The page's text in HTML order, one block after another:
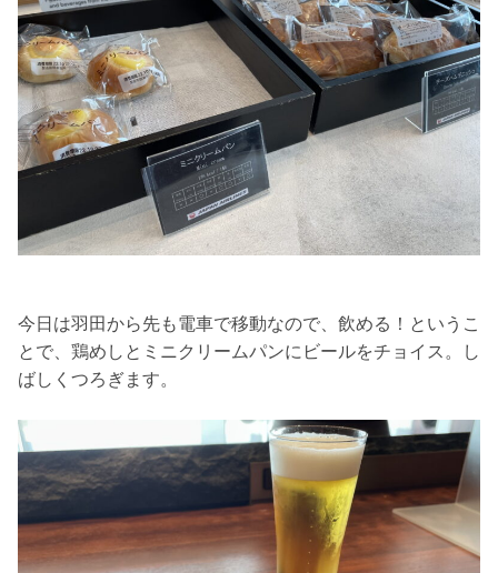
今日は羽田から先も電車で移動なので、飲める！というこ
とで、鶏めしとミニクリームパンにビールをチョイス。し
ばしくつろぎます。